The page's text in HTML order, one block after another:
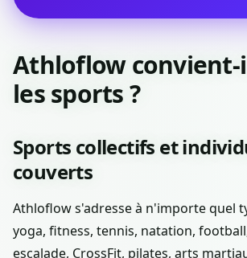
Athloflow convient-
les sports ?
Sports collectifs et
couverts
Athloflow s'adresse à n'importe quel
yoga, fitness, tennis, natation,
escalade, CrossFit, pilates, arts